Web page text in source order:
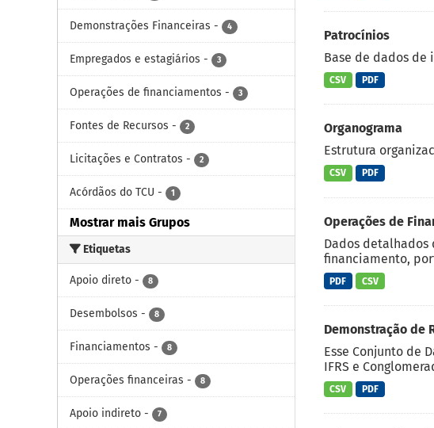
Demonstrações Financeiras - 4
Empregados e estagiários - 3
Operações de financiamentos - 3
Fontes de Recursos - 2
Licitações e Contratos - 2
Acórdãos do TCU - 1
Mostrar mais Grupos
Etiquetas
Apoio direto - 8
Desembolsos - 8
Financiamentos - 8
Operações financeiras - 8
Apoio indireto - 7
Patrocínios
Base de dados
CSV PDF
Organograma
Estrutura
CSV PDF
Operações de
Dados
financiamento,
PDF CSV
Demonstração de
Esse Conjunto de
IFRS e
CSV PDF